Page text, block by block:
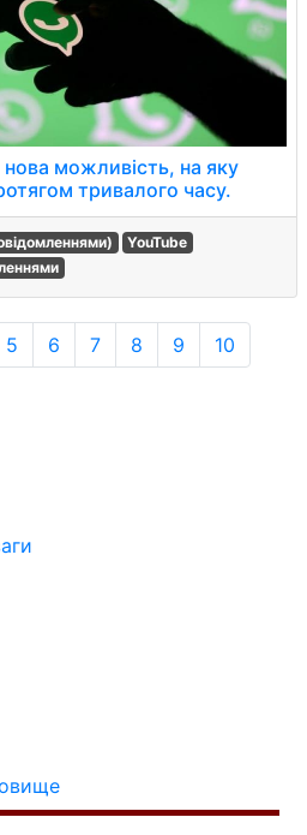
можливість, на яку
тривалого часу.
YouTube
5 6 7 8 9 10